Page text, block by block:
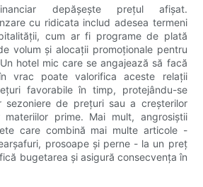
depășește prețul afișat.
cu ridicata includ adesea termeni
cum ar fi programe de plată
volum și alocații promoționale pentru
hotel mic care se angajează să facă
vrac poate valorifica aceste relații
favorabile în timp, protejându-se
sezoniere de prețuri sau a creșterilor
prime. Mai mult, angrosiștii
care combină mai multe articole -
prosoape și perne - la un preț
bugetarea și asigură consecvența în